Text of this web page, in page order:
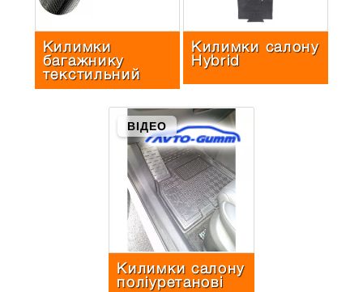
Килимки
багажнику
текстильний
Килимки салону
Hybrid
ВІДЕО
Килимки салону
поліуретанові